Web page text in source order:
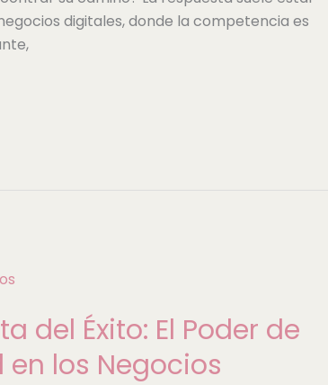
digitales, donde la competencia es
del Éxito: El Poder de
los Negocios